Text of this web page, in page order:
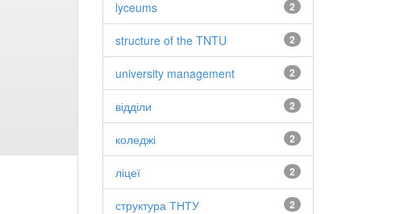
2
lyceums
2
structure of the TNTU
2
university management
2
відділи
2
коледжі
2
ліцеї
2
структура ТНТУ